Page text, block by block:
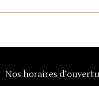
Nos horaires